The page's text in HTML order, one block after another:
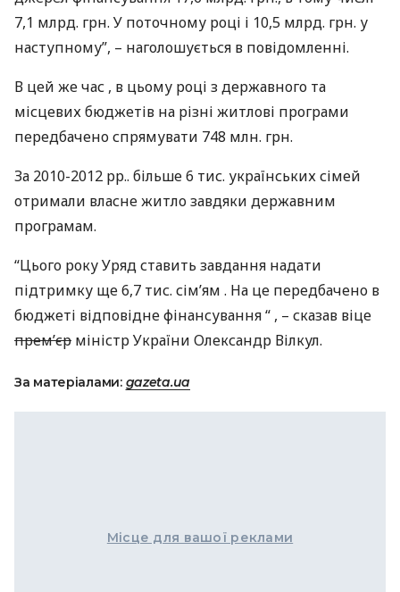
7,1 млрд. грн. У поточному році і 10,5 млрд. грн. у
наступному”, – наголошується в повідомленні.
В цей же час , в цьому році з державного та
місцевих бюджетів на різні житлові програми
передбачено спрямувати 748 млн. грн.
За 2010-2012 рр.. більше 6 тис. українських сімей
отримали власне житло завдяки державним
програмам.
“Цього року Уряд ставить завдання надати
підтримку ще 6,7 тис. сім’ям . На це передбачено в
бюджеті відповідне фінансування “ , – сказав віце
прем’єр міністр України Олександр Вілкул.
За матеріалами: gazeta.ua
Місце для вашої реклами